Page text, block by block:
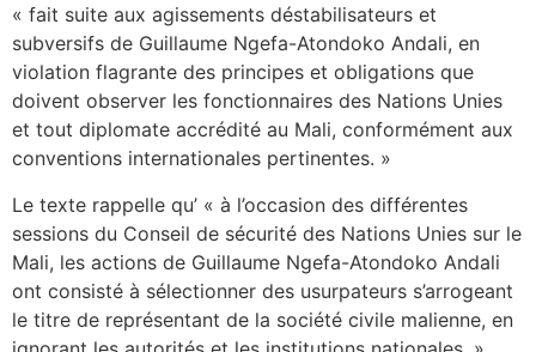
« fait suite aux agissements déstabilisateurs et
subversifs de Guillaume Ngefa-Atondoko Andali, en
violation flagrante des principes et obligations que
doivent observer les fonctionnaires des Nations Unies
et tout diplomate accrédité au Mali, conformément aux
conventions internationales pertinentes. »
Le texte rappelle qu’ « à l’occasion des différentes
sessions du Conseil de sécurité des Nations Unies sur le
Mali, les actions de Guillaume Ngefa-Atondoko Andali
ont consisté à sélectionner des usurpateurs s’arrogeant
le titre de représentant de la société civile malienne, en